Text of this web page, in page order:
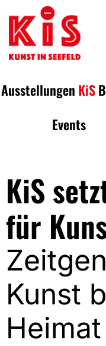
Ausstellungen KiS
Events
KiS
für
Kunst